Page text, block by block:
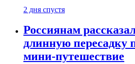
2 дня спустя
Россиянам
длинную пересадку
мини-путешествие